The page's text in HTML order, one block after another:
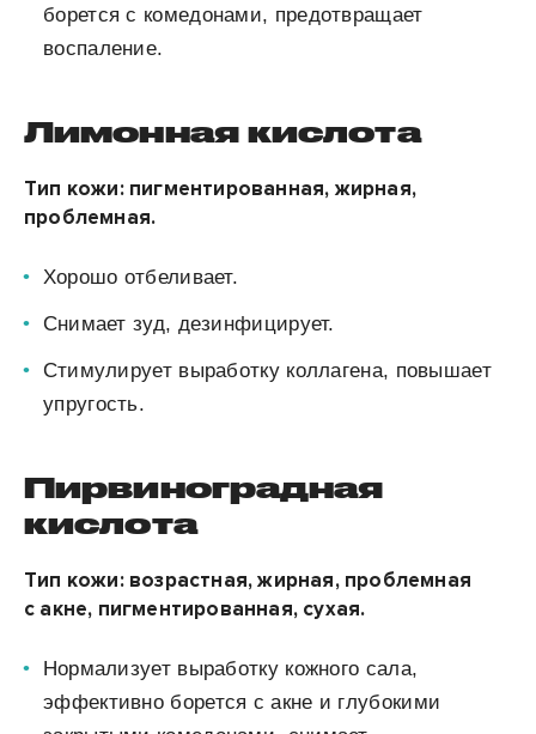
борется с комедонами, предотвращает
воспаление.
Лимонная кислота
Тип кожи: пигментированная, жирная,
проблемная.
Хорошо отбеливает.
Снимает зуд, дезинфицирует.
Стимулирует выработку коллагена, повышает
упругость.
Пирвиноградная
кислота
Тип кожи: возрастная, жирная, проблемная
с акне, пигментированная, сухая.
Нормализует выработку кожного сала,
эффективно борется с акне и глубокими